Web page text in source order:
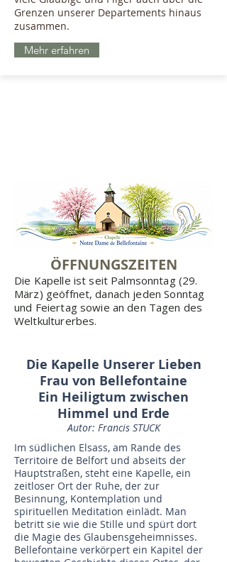
Grenzen unserer Departements hinaus
zusammen.
Mehr erfahren
ÖFFNUNGSZEITEN
Die Kapelle ist seit Palmsonntag (29.
März) geöffnet, danach jeden Sonntag
und Feiertag sowie an den Tagen des
Weltkulturerbes.
Die Kapelle Unserer Lieben
Frau von Bellefontaine
Ein Heiligtum zwischen
Himmel und Erde
Autor: Francis STUCK
Im südlichen Elsass, am Rande des
Territoire de Belfort und abseits der
Hauptstraßen, steht eine Kapelle, ein
zeitloser Ort der Ruhe, der zur
Besinnung, Kontemplation und
spirituellen Meditation einlädt. Man
betritt sie wie die Stille und spürt dort
die Magie des Glaubensgeheimnisses.
Bellefontaine verkörpert ein Kapitel der